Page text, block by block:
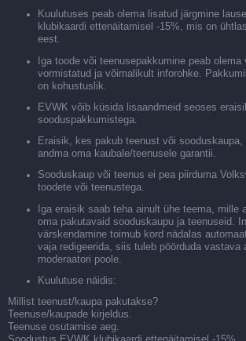
Kuulutuses peab olema lisatud järgmine
klubikaardi ettenäitamisel -15%, mis on
eest.
Iga toode või teenusepakkumine peab
vormistatud ja võimalikult inforohke.
on kohustuslik.
EVWK võib küsida lisaandmeid seoses
sooduspakkumistega.
Eraisik, kes pakub teenust või sooduskaupa,
andma oma kaubale/teenusele garantii.
Sooduskaup või teenus ei pea piirduma
toodete või teenustega.
Iga eraisik saab teha ainult ühe teema, mille
oma pakutavaid sooduskaupu ja teenuseid.
värskendamine toimub kord nädalas
vaja redigeerida, siis tuleb pöörduda vastava
moderaatori poole.
Kuulutuse näidis:
Millist teenust/kaupa pakutakse?
Teenuse/kaupade kirjeldus.
Teenuse osutamise aeg.